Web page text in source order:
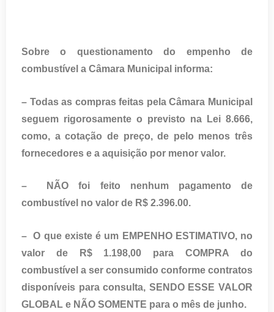
Sobre o questionamento do empenho de
combustível a Câmara Municipal informa:
– Todas as compras feitas pela Câmara Municipal
seguem rigorosamente o previsto na Lei 8.666,
como, a cotação de preço, de pelo menos três
fornecedores e a aquisição por menor valor.
– NÃO foi feito nenhum pagamento de
combustível no valor de R$ 2.396.00.
– O que existe é um EMPENHO ESTIMATIVO, no
valor de R$ 1.198,00 para COMPRA do
combustível a ser consumido conforme contratos
disponíveis para consulta, SENDO ESSE VALOR
GLOBAL e NÃO SOMENTE para o mês de junho.